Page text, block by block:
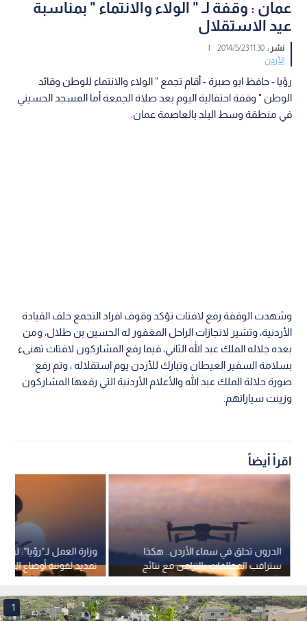
عمان : وقفة لـ " الولاء والانتماء " بمناسبة
عيد الاستقلال
نشر :11:30 2014/5/23
|
الأردن
رؤيا - حافظ ابو صبرة - أقام تجمع " الولاء والانتماء للوطن وقائد
الوطن " وقفة احتفالية اليوم بعد صلاة الجمعة أما المسجد الحسيني
في منطقة وسط البلد بالعاصمة عمان.
وشهدت الوقفة رفع لافتات تؤكد وقوف افراد التجمع خلف القيادة
الأردنية، وتشير لانجازات الراحل المغفور له الحسين بن طلال، ومن
بعده جلاله الملك عبد الله الثاني، فيما رفع المشاركون لافتات تهنىء
بسلامة السفير العيطان وتبارك للأردن يوم استقلاله ، وتم رفع
صورة جلالة الملك عبد الله والأعلام الأردنية التي رفعها المشاركون
وزينت سياراتهم.
اقرأ أيضاً
وزارة العمل لـ"رؤيا":
تمديد لقوننة أوضاع
إطلاقا
الدرون تحلق في سماء الأردن.. هكذا
ستراقب المخالفات بالتزامن مع نتائج
التوجيهي
1